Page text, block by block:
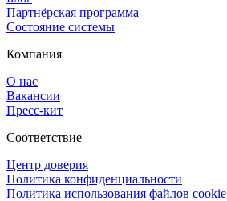
Партнёрская программа
Состояние системы
Компания
О нас
Вакансии
Пресс-кит
Соответствие
Центр доверия
Политика конфиденциальности
Политика использования файлов cookie